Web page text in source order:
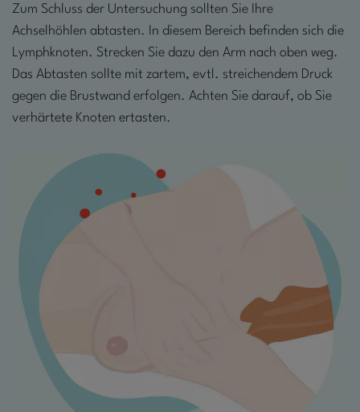
Zum Schluss der Untersuchung sollten Sie Ihre
Achselhöhlen abtasten. In diesem Bereich befinden sich die
Lymphknoten. Strecken Sie dazu den Arm nach oben weg.
Das Abtasten sollte mit zartem, evtl. streichendem Druck
gegen die Brustwand erfolgen. Achten Sie darauf, ob Sie
verhärtete Knoten ertasten.